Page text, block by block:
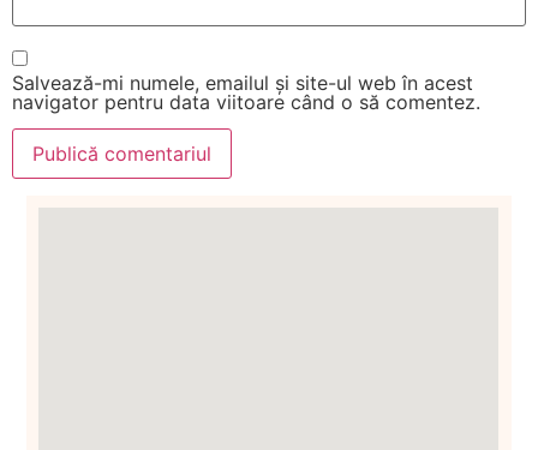
Salvează-mi numele, emailul și site-ul web în acest
navigator pentru data viitoare când o să comentez.